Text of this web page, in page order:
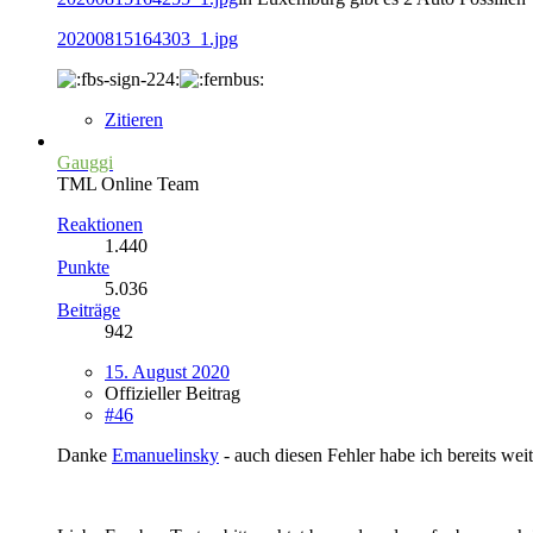
20200815164303_1.jpg
Zitieren
Gauggi
TML Online Team
Reaktionen
1.440
Punkte
5.036
Beiträge
942
15. August 2020
Offizieller Beitrag
#46
Danke Emanuelinsky - auch diesen Fehler habe ich bereits